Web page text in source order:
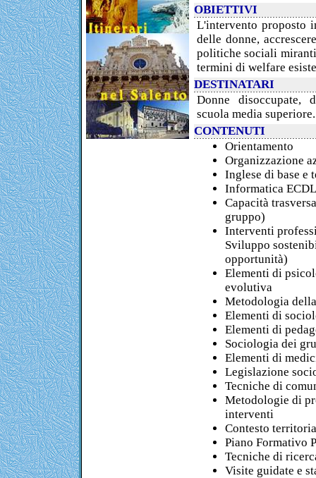
OBIETTIVI
L'intervento proposto
delle donne,
politiche sociali
termini di welfare
DESTINATARI
Donne disoccupate,
scuola media superiore.
CONTENUTI
Orientamento
Organizzazione
Inglese di base e
Informatica ECDL
Capacità
gruppo)
Interventi
Sviluppo
opportunità)
Elementi di
evolutiva
Metodologia
Elementi di
Elementi di
Sociologia dei
Elementi di
Legislazione
Tecniche di
Metodologie di
interventi
Contesto
Piano Formativo
Tecniche di
Visite guidate e